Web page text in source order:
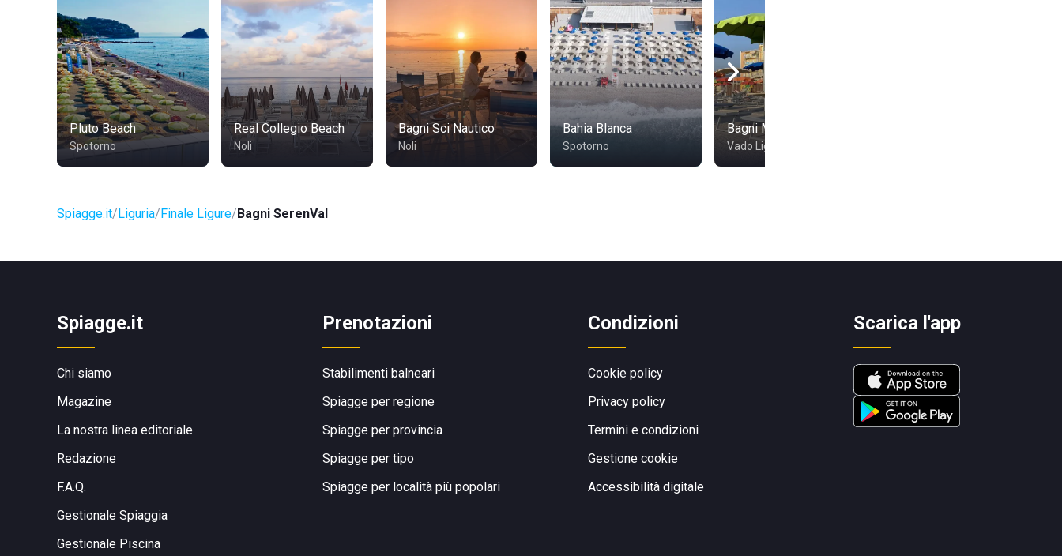
Pluto Beach
Spotorno
Real Collegio Beach
Noli
Bagni Sci Nautico
Noli
Bahia Blanca
Spotorno
Bagni Madonnetta
Vado Ligure
Spiagge.it Liguria Finale Ligure Bagni SerenVal
Spiagge.it
Chi siamo
Magazine
La nostra linea editoriale
Redazione
F.A.Q.
Gestionale Spiaggia
Gestionale Piscina
Prenotazioni
Stabilimenti balneari
Spiagge per regione
Spiagge per provincia
Spiagge per tipo
Spiagge per località più popolari
Condizioni
Cookie policy
Privacy policy
Termini e condizioni
Gestione cookie
Accessibilità digitale
Scarica l'app